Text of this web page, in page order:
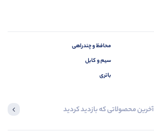
محافظ و چندراهی
سیم و کابل
باتری
آخرین محصولاتی که بازدید کردید